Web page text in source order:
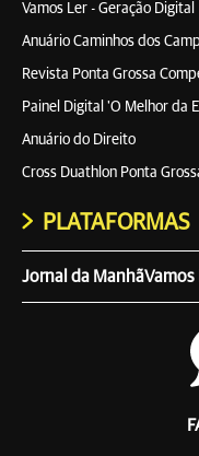
Vamos Ler - Geração Digital
Anuário Caminhos dos
Revista Ponta Grossa
Painel Digital 'O Melhor da
Anuário do Direito
Cross Duathlon Ponta
PLATAFORMAS
Jornal da ManhãVamos